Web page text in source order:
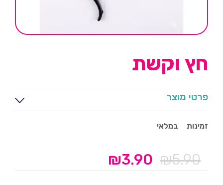
חץ וקשת
פרטי מוצר
זמינות במלאי
₪5.90
המחיר₪3.90